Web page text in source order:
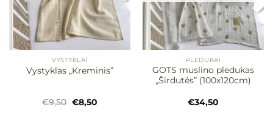
VYSTYKLAI
Vystyklas „Kreminis”
€9,50 Original
price
€8,50Current
PLEDUKAI
GOTS muslino pledukas
„Širdutės” (100x120cm)
€34,50